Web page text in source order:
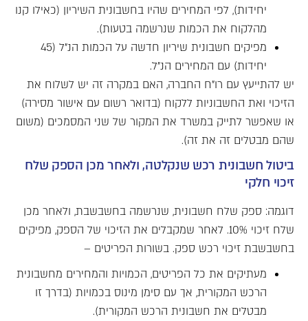
יחידות), לפי המחירים שהיו בחשבונית השיריון (כאילו קנו
מהלקוח את הכמות שנרשמה בטעות).
מפיקים חשבונית שיריון חדשה על הכמות הנ"ל (45
יחידות) עם המחירים הנ"ל.
יש להתייעץ עם רו"ח החברה, האם במקרה זה יש לשלוח את
הזיכוי ואת החשבוניות ללקוח (בדואר רשום עם אישור מסירה)
או שאפשר לתייק במשרד את המקור של שני המסמכים (משום
שהם מבטלים זה את זה).
ביטול חשבונית רכש שנקלטה, ולאחר מכן הספק שלח
זיכוי חלקי
דוגמה: ספק שלח חשבונית, שנרשמה בחשבשבת, ולאחר מכן
שלח זיכוי 10%. לאחר שמקבלים את הזיכוי של הספק, מפיקים
בחשבשבת זיכוי רכש ספק. בשורות הפריטים –
מעתיקים את כל הפריטים, הכמויות והמחירים מחשבונית
הרכש המקורית, אך עם סימן מינוס בכמויות (בדרך זו
מבטלים את חשבונית הרכש המקורית).